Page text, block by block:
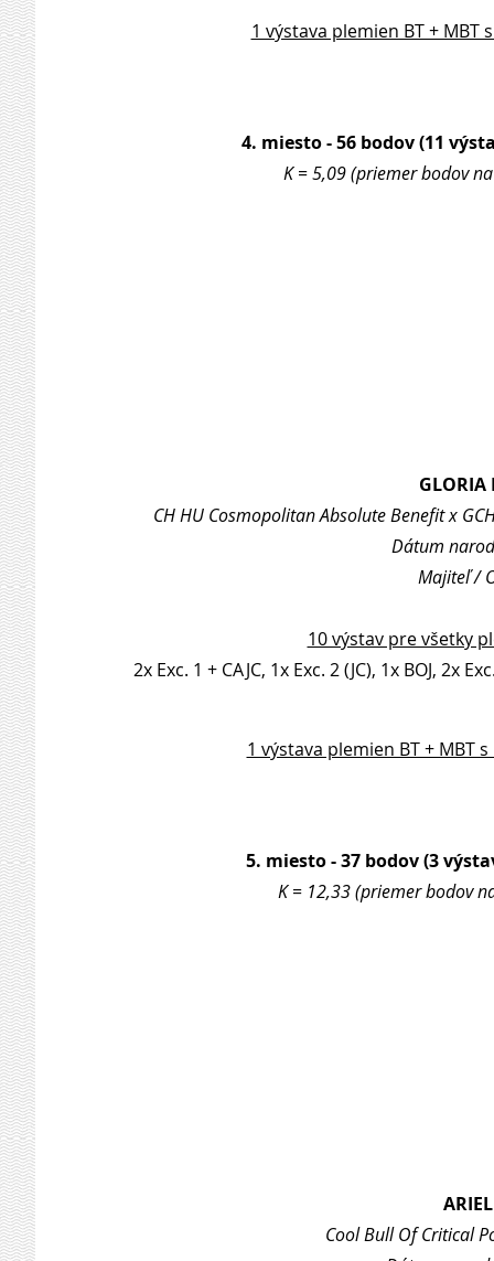
1 výstava plemien BT + MBT
4. miesto - 56 bodov (11
K = 5,09 (priemer bodov
CH HU Cosmopolitan Absolute Benefit x
Dátum
Majiteľ /
10 výstav pre všetky
2x Exc. 1 + CAJC, 1x Exc. 2 (JC), 1x BOJ, 2x
1 výstava plemien BT + MBT
5. miesto - 37 bodov (3
K = 12,33 (priemer bodov
Cool Bull Of Critical